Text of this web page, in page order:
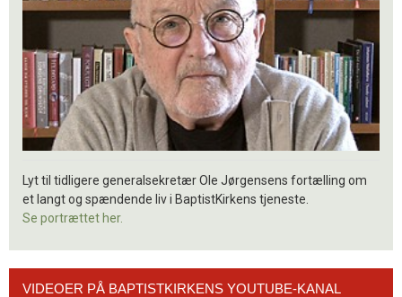
Lyt til tidligere generalsekretær Ole Jørgensens fortælling om
et langt og spændende liv i BaptistKirkens tjeneste.
Se portrættet her.
VIDEOER PÅ BAPTISTKIRKENS YOUTUBE-KANAL